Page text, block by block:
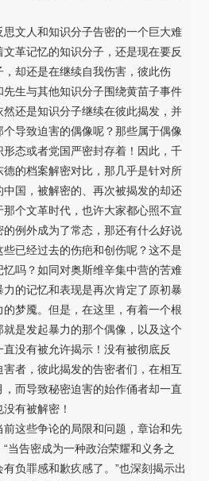
文人和知识分子告密的一个巨大难
革记忆的知识分子，还是现在要反
却还是在继续自我伤害，彼此伤
生与其他知识分子围绕黄苗子事件
还是知识分子继续在彼此揭发，并
导致迫害的偶像呢？那些属于偶像
态或者党国严密封存着！因此，千
的档案解密对比，那几乎是针对所
国，被解密的、再次被揭发的却还
个文革时代，也许大家都心照不宣
例外成为了常态，那还有什么好说
已经过去的伤疤和创伤呢？这不是
吗？如同对奥斯维辛集中营的苦难
的记忆和表现是再次肯定了原初暴
梦魇。但是，在这里，有着一个根
是发起暴力的那个偶像，以及这个
没有被允许揭示！没有被彻底反
者，彼此揭发的告密者们，在相互
而导致秘密迫害的始作俑者却一直
有被解密！
这些争论的局限和问题，章诒和先
当告密成为一种政治荣耀和义务之
负罪感和歉疚感了。”也深刻揭示出